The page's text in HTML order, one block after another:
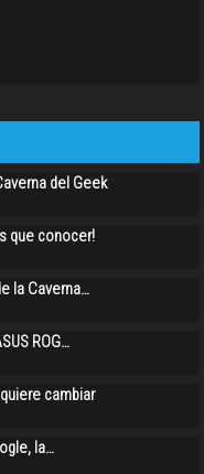
del Geek
que conocer!
la Caverna…
ROG…
cambiar
la…